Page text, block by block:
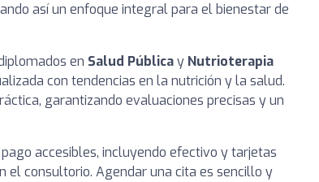
así un enfoque integral para el bienestar de
en Salud Públicay Nutrioterapia
con tendencias en la nutrición y la salud.
garantizando evaluaciones precisas y un
accesibles, incluyendo efectivo y tarjetas
el consultorio. Agendar una cita es sencillo y